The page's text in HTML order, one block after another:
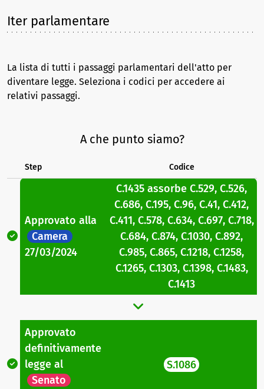
Iter parlamentare
La lista di tutti i passaggi parlamentari dell'atto per
diventare legge. Seleziona i codici per accedere ai
relativi passaggi.
A che punto siamo?
Step Codice
Approvato alla
Camera
27/03/2024
C.1435 assorbe C.529, C.526,
C.686, C.195, C.96, C.41, C.412,
C.411, C.578, C.634, C.697, C.718,
C.684, C.874, C.1030, C.892,
C.985, C.865, C.1218, C.1258,
C.1265, C.1303, C.1398, C.1483,
C.1413
Approvato
definitivamente
legge al
Senato
S.1086